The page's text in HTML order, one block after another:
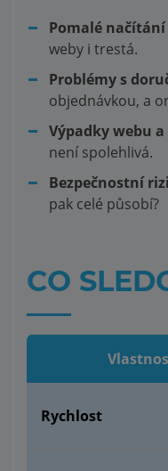
Pomalé načítání
weby i trestá.
Problémy s
objednávkou, a
Výpadky webu
není spolehlivá.
Bezpečnostní
pak celé působí?
CO
Rychlost